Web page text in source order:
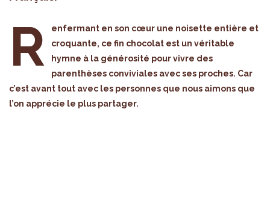
R
enfermant en son cœur une noisette entière et
croquante, ce fin chocolat est un véritable
hymne à la générosité pour vivre des
parenthèses conviviales avec ses proches. Car
c’est avant tout avec les personnes que nous aimons que
l’on apprécie le plus partager.